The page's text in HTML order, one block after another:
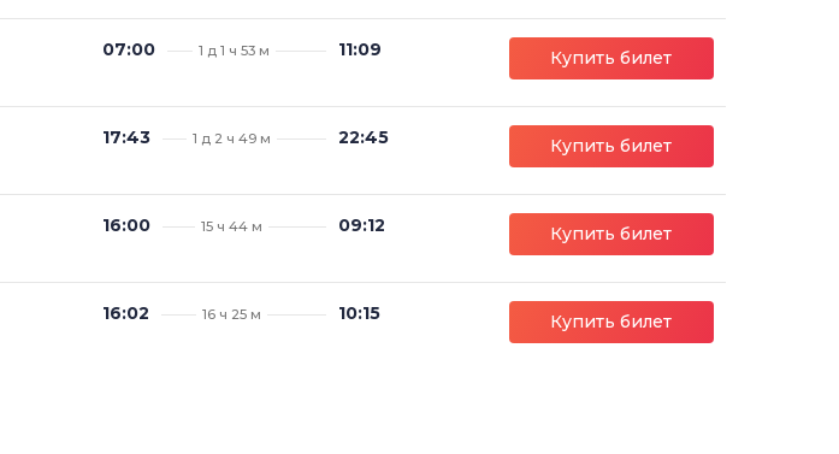
07:00 1 д 1 ч 53 м 11:09 Купить билет
17:43 1 д 2 ч 49 м 22:45 Купить билет
16:00 15 ч 44 м 09:12 Купить билет
16:02 16 ч 25 м 10:15 Купить билет